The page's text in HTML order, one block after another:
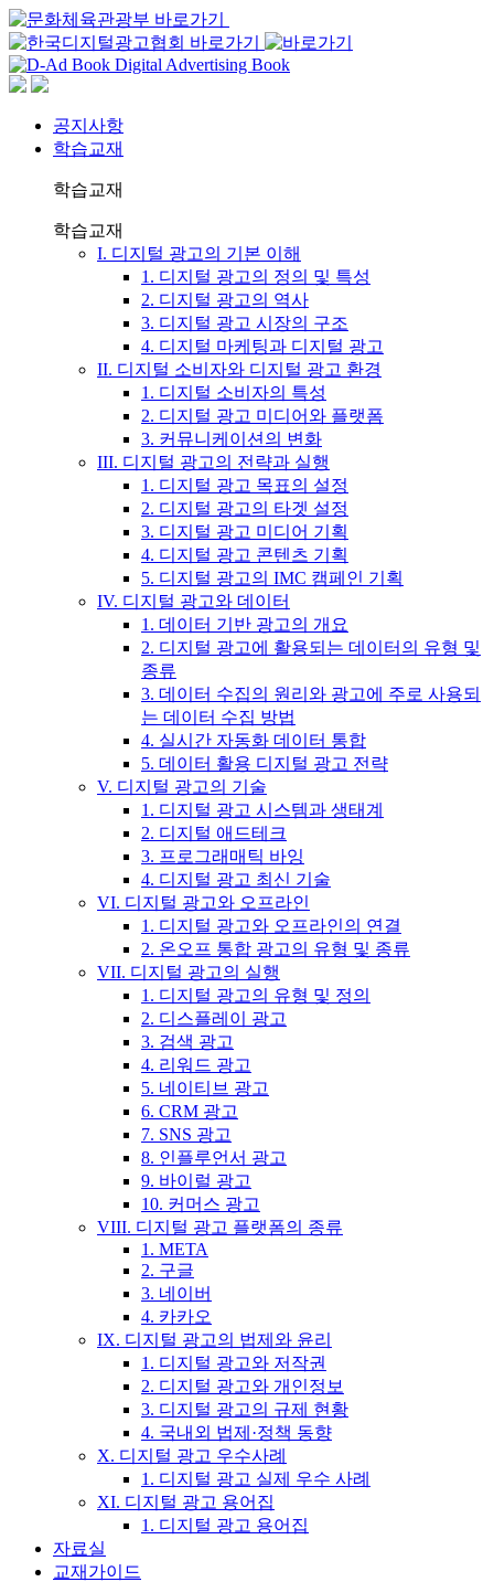
공지사항
학습교재
학습교재
학습교재
I. 디지털 광고의 기본 이해
1. 디지털 광고의 정의 및 특성
2. 디지털 광고의 역사
3. 디지털 광고 시장의 구조
4. 디지털 마케팅과 디지털 광고
II. 디지털 소비자와 디지털 광고 환경
1. 디지털 소비자의 특성
2. 디지털 광고 미디어와 플랫폼
3. 커뮤니케이션의 변화
III. 디지털 광고의 전략과 실행
1. 디지털 광고 목표의 설정
2. 디지털 광고의 타겟 설정
3. 디지털 광고 미디어 기획
4. 디지털 광고 콘텐츠 기획
5. 디지털 광고의 IMC 캠페인 기획
IV. 디지털 광고와 데이터
1. 데이터 기반 광고의 개요
2. 디지털 광고에 활용되는 데이터의 유형 및
종류
3. 데이터 수집의 원리와 광고에 주로 사용되
는 데이터 수집 방법
4. 실시간 자동화 데이터 통합
5. 데이터 활용 디지털 광고 전략
V. 디지털 광고의 기술
1. 디지털 광고 시스템과 생태계
2. 디지털 애드테크
3. 프로그래매틱 바잉
4. 디지털 광고 최신 기술
VI. 디지털 광고와 오프라인
1. 디지털 광고와 오프라인의 연결
2. 온오프 통합 광고의 유형 및 종류
VII. 디지털 광고의 실행
1. 디지털 광고의 유형 및 정의
2. 디스플레이 광고
3. 검색 광고
4. 리워드 광고
5. 네이티브 광고
6. CRM 광고
7. SNS 광고
8. 인플루언서 광고
9. 바이럴 광고
10. 커머스 광고
VIII. 디지털 광고 플랫폼의 종류
1. META
2. 구글
3. 네이버
4. 카카오
IX. 디지털 광고의 법제와 윤리
1. 디지털 광고와 저작권
2. 디지털 광고와 개인정보
3. 디지털 광고의 규제 현황
4. 국내외 법제·정책 동향
X. 디지털 광고 우수사례
1. 디지털 광고 실제 우수 사례
XI. 디지털 광고 용어집
1. 디지털 광고 용어집
자료실
교재가이드